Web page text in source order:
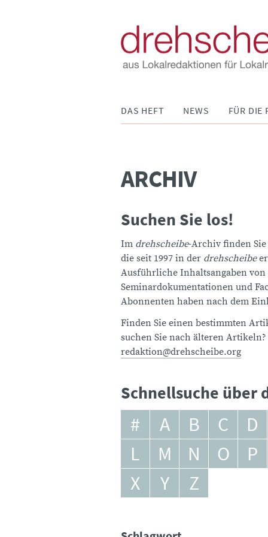
DAS HEFT NEWS FÜR DIE
ARCHIV
Suchen Sie los!
Im drehscheibe-Archiv finden
die seit 1997 in der drehscheibe
Ausführliche Inhaltsangaben
Seminardokumentationen und
Abonnenten haben nach dem
Finden Sie einen bestimmten
suchen Sie nach älteren
redaktion@drehscheibe.org
Schnellsuche über
# A B C
D
L
M N O
P
X
Y Z